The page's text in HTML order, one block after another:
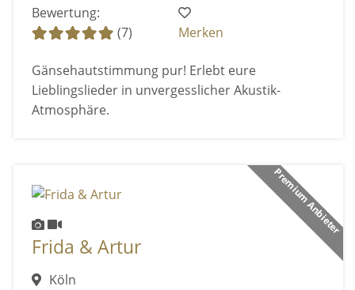
Bewertung:
(7)
Merken
Gänsehautstimmung pur! Erlebt eure
Lieblingslieder in unvergesslicher Akustik-
Atmosphäre.
Premium Anbieter
Frida & Artur
Köln